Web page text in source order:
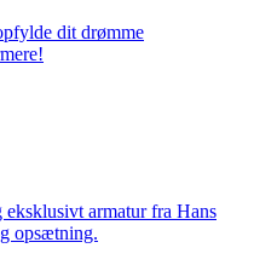
dit drømme
armatur fra Hans
opsætning.